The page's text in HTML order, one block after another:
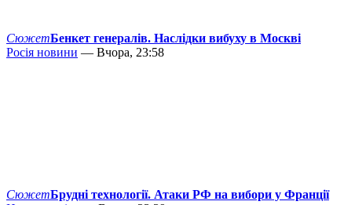
СюжетБенкет генералів. Наслідки вибуху в Москві
Росія новини — Вчора, 23:58
СюжетБрудні технології. Атаки РФ на вибори у Франції